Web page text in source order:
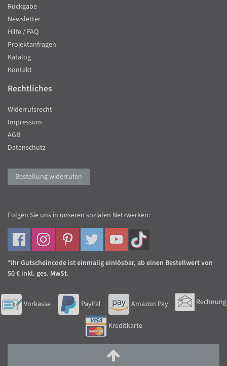
Rückgabe
Newsletter
Hilfe / FAQ
Projektanfragen
Katalog
Kontakt
Rechtliches
Widerrufsrecht
Impressum
AGB
Datenschutz
Bestellung widerrufen
Folgen Sie uns in unseren sozialen Netzwerken:
*Ihr Gutscheincode ist einmalig einlösbar, ab einen Bestellwert von
50 € inkl. ges. MwSt.
Vorkasse PayPal Amazon Pay Rechnung
Kreditkarte